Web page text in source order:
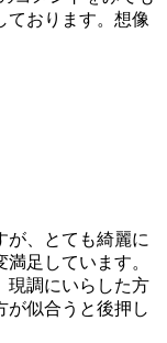
ております。想像
が、とても綺麗に
足しています。
現調にいらした方
が似合うと後押し